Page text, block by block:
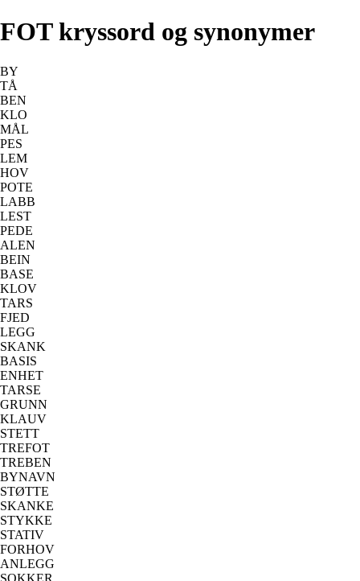
FOT kryssord og synonymer
BY
TÅ
BEN
KLO
MÅL
PES
LEM
HOV
POTE
LABB
LEST
PEDE
ALEN
BEIN
BASE
KLOV
TARS
FJED
LEGG
SKANK
BASIS
ENHET
TARSE
GRUNN
KLAUV
STETT
TREFOT
TREBEN
BYNAVN
STØTTE
SKANKE
STYKKE
STATIV
FORHOV
ANLEGG
SOKKER